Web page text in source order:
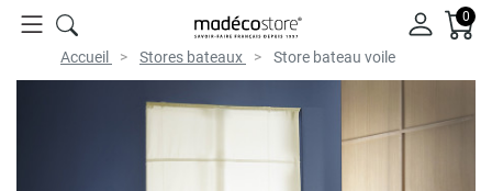
0
Accueil Stores bateaux Store bateau voile